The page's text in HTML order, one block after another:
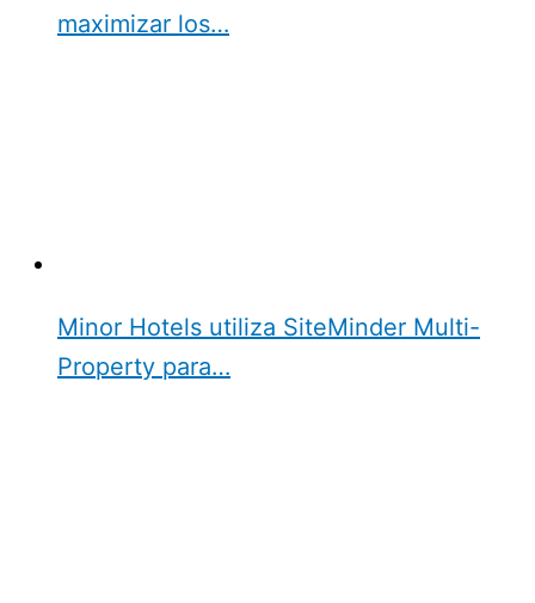
maximizar los…
Minor Hotels utiliza SiteMinder Multi-
Property para…